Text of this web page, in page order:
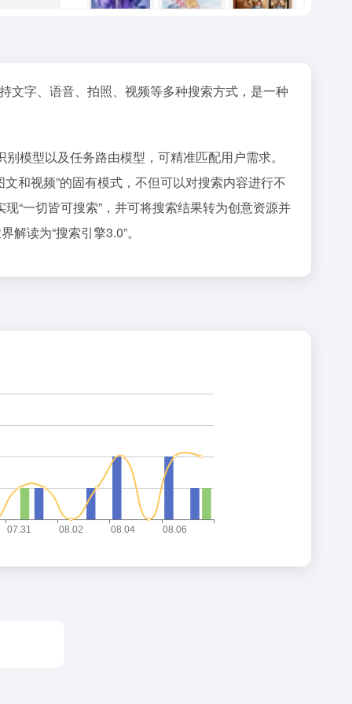
文字、语音、拍照、视频等多种搜索方式，是一种
模型以及任务路由模型，可精准匹配用户需求。
和视频”的固有模式，不但可以对搜索内容进行不
“一切皆可搜索”，并可将搜索结果转为创意资源并
读为“搜索引擎3.0”。